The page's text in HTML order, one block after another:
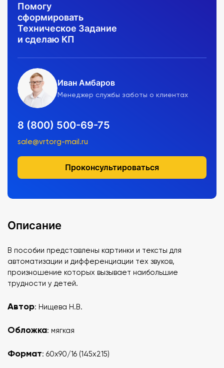
Помогу
сформировать
Техническое Задание
и сделаю КП
Иван Амбаров
Менеджер службы заботы о клиентах
8 (800) 500-69-75
sale@vrtorg-mail.ru
Проконсультироваться
Описание
В пособии представлены картинки и тексты для
автоматизации и дифференциации тех звуков,
произношение которых вызывает наибольшие
трудности у детей.
Автор: Нищева Н.В.
Обложка: мягкая
Формат: 60х90/16 (145х215)